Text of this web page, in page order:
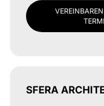
SFERA